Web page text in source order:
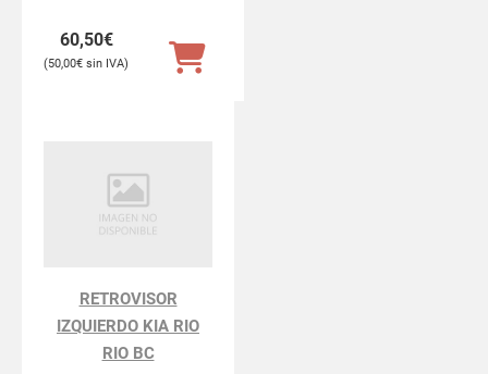
60,50€
50,00€
RETROVISOR
IZQUIERDO KIA RIO
RIO BC